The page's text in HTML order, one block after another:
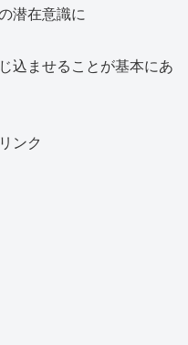
潜在意識に
込ませることが基本にあ
ンク